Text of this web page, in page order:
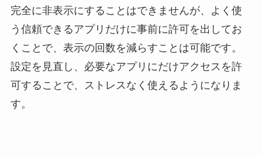
完全に非表示にすることはできませんが、よく使
う信頼できるアプリだけに事前に許可を出してお
くことで、表示の回数を減らすことは可能です。
設定を見直し、必要なアプリにだけアクセスを許
可することで、ストレスなく使えるようになりま
す。